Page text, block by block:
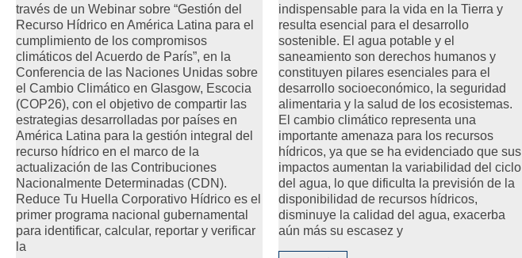
través de un Webinar sobre “Gestión del
Recurso Hídrico en América Latina para el
cumplimiento de los compromisos
climáticos del Acuerdo de París”, en la
Conferencia de las Naciones Unidas sobre
el Cambio Climático en Glasgow, Escocia
(COP26), con el objetivo de compartir las
estrategias desarrolladas por países en
América Latina para la gestión integral del
recurso hídrico en el marco de la
actualización de las Contribuciones
Nacionalmente Determinadas (CDN).
Reduce Tu Huella Corporativo Hídrico es el
primer programa nacional gubernamental
para identificar, calcular, reportar y verificar
la
indispensable para la vida en la Tierra y
resulta esencial para el desarrollo
sostenible. El agua potable y el
saneamiento son derechos humanos y
constituyen pilares esenciales para el
desarrollo socioeconómico, la seguridad
alimentaria y la salud de los ecosistemas.
El cambio climático representa una
importante amenaza para los recursos
hídricos, ya que se ha evidenciado que sus
impactos aumentan la variabilidad del ciclo
del agua, lo que dificulta la previsión de la
disponibilidad de recursos hídricos,
disminuye la calidad del agua, exacerba
aún más su escasez y